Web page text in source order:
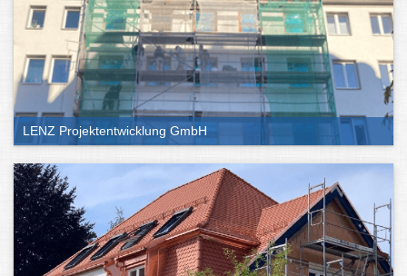
LENZ Projektentwicklung GmbH